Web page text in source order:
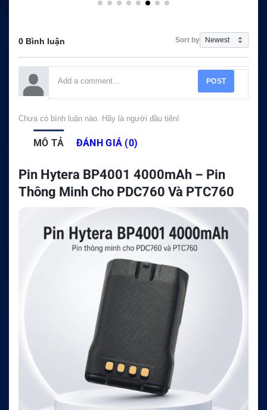
0 Bình luận Sort by
POST
Chưa có bình luận nào. Hãy là người đầu tiên!
MÔ TẢ ĐÁNH GIÁ (0)
Pin Hytera BP4001 4000mAh – Pin
Thông Minh Cho PDC760 Và PTC760